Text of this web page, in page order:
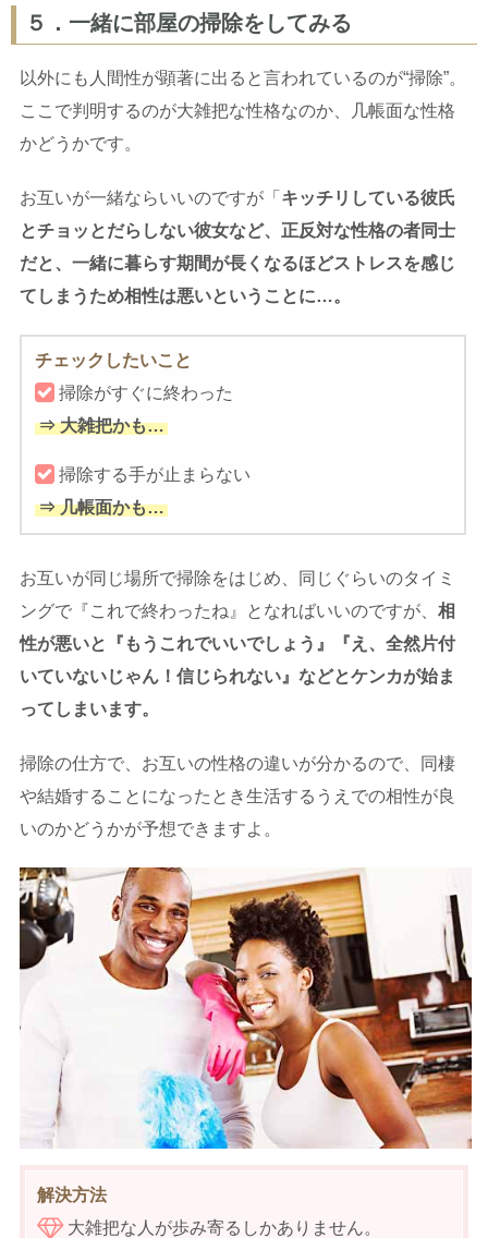
５．一緒に部屋の掃除をしてみる
以外にも人間性が顕著に出ると言われているのが“掃除”。
ここで判明するのが大雑把な性格なのか、几帳面な性格
かどうかです。
お互いが一緒ならいいのですが「 キッチリしている彼氏
とチョッとだらしない彼女など、正反対な性格の者同士
だと、一緒に暮らす期間が長くなるほどストレスを感じ
てしまうため相性は悪いということに…。
チェックしたいこと
掃除がすぐに終わった
⇒ 大雑把かも…
掃除する手が止まらない
⇒ 几帳面かも…
お互いが同じ場所で掃除をはじめ、同じぐらいのタイミ
ングで『これで終わったね』となればいいのですが、 相
性が悪いと『もうこれでいいでしょう』『え、全然片付
いていないじゃん！信じられない』などとケンカが始ま
ってしまいます。
掃除の仕方で、お互いの性格の違いが分かるので、同棲
や結婚することになったとき生活するうえでの相性が良
いのかどうかが予想できますよ。
解決方法
大雑把な人が歩み寄るしかありません。